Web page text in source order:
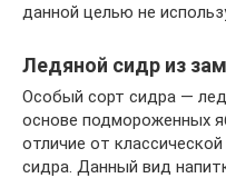
данной целью не
Ледяной сидр из
Особый сорт сидра —
основе подмороженных
отличие от
сидра. Данный вид